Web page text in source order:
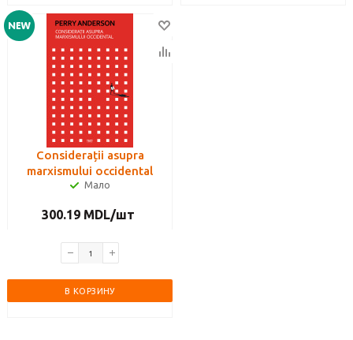
Considerații asupra
marxismului occidental
Мало
300.19 MDL/шт
В КОРЗИНУ